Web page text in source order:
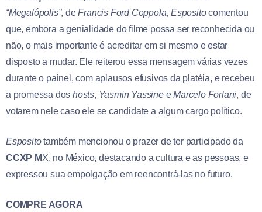
“Megalópolis”, deFrancis Ford Coppola,Espositocomentou
que, embora a genialidade do filme possa ser reconhecida ou
não, o mais importante é acreditar em si mesmo e estar
disposto a mudar. Ele reiterou essa mensagem várias vezes
durante o painel, com aplausos efusivos da platéia, e recebeu
a promessa doshosts, Yasmin YassineeMarcelo Forlani, de
votarem nele caso ele se candidate a algum cargo político.
Espositotambém mencionou o prazer de ter participado da
CCXP MX, no México, destacando a cultura e as pessoas, e
expressou sua empolgação em reencontrá-las no futuro.
COMPRE AGORA